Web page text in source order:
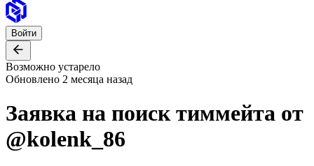
Войти
Возможно устарело
Обновлено 2 месяца назад
Заявка на поиск тиммейта от
@kolenk_86